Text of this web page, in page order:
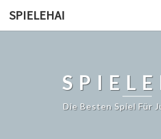
SPIELEHAI
Die Besten Spiel Für